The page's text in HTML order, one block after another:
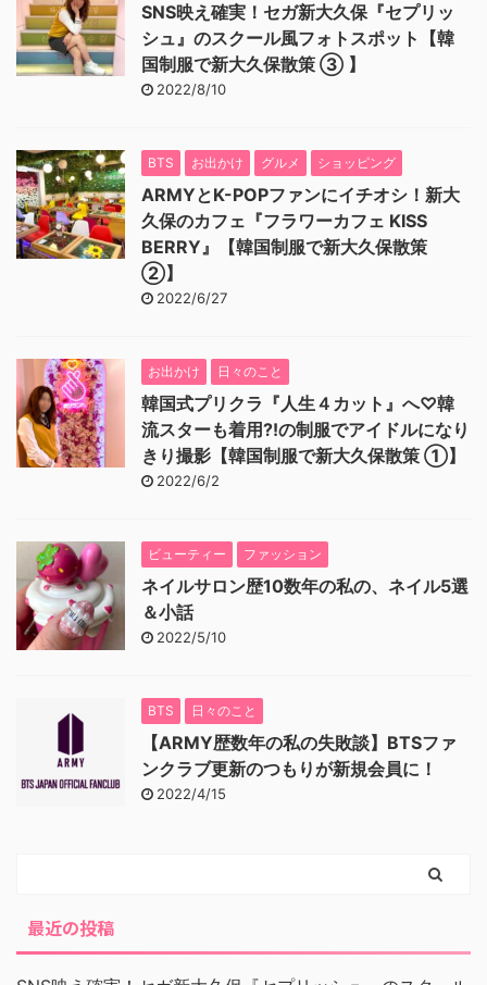
SNS映え確実！セガ新大久保『セプリッ
シュ』のスクール風フォトスポット【韓
国制服で新大久保散策 ③ 】
2022/8/10
BTS お出かけ グルメ ショッピング
ARMYとK-POPファンにイチオシ！新大
久保のカフェ『フラワーカフェ KISS
BERRY』【韓国制服で新大久保散策
②】
2022/6/27
お出かけ 日々のこと
韓国式プリクラ『人生４カット』へ♡韓
流スターも着用⁈の制服でアイドルになり
きり撮影【韓国制服で新大久保散策 ①】
2022/6/2
ビューティー ファッション
ネイルサロン歴10数年の私の、ネイル5選
＆小話
2022/5/10
BTS 日々のこと
【ARMY歴数年の私の失敗談】BTSファ
ンクラブ更新のつもりが新規会員に！
2022/4/15
最近の投稿